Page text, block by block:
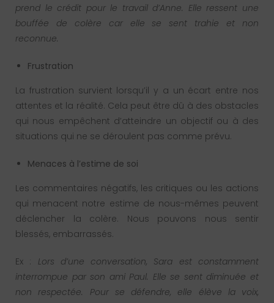
prend le crédit pour le travail d’Anne. Elle ressent une
bouffée de colère car elle se sent trahie et non
reconnue.
Frustration
La frustration survient lorsqu’il y a un écart entre nos
attentes et la réalité. Cela peut être dû à des obstacles
qui nous empêchent d’atteindre un objectif ou à des
situations qui ne se déroulent pas comme prévu.
Menaces à l’estime de soi
Les commentaires négatifs, les critiques ou les actions
qui menacent notre estime de nous-mêmes peuvent
déclencher la colère. Nous pouvons nous sentir
blessés, embarrassés.
Ex : Lors d’une conversation, Sara est constamment
interrompue par son ami Paul. Elle se sent diminuée et
non respectée. Pour se défendre, elle élève la voix,